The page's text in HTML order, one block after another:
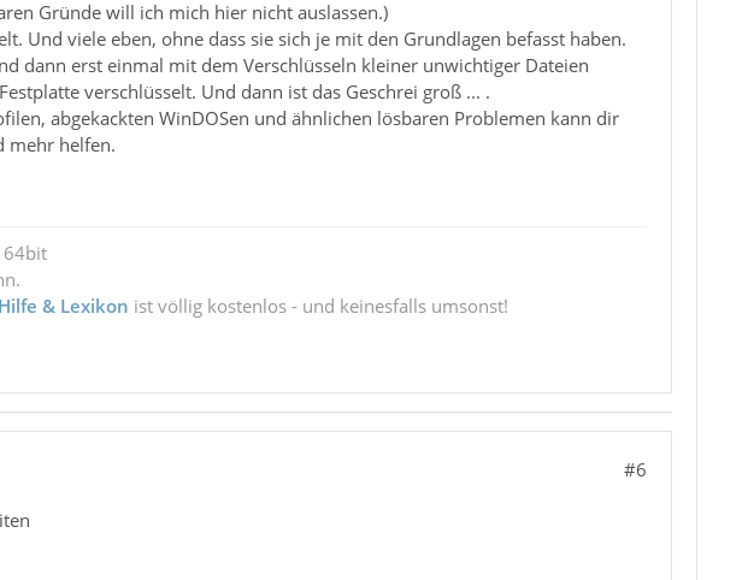
Gründe will ich mich hier nicht auslassen.)
Und viele eben, ohne dass sie sich je mit den Grundlagen befasst haben.
dann erst einmal mit dem Verschlüsseln kleiner unwichtiger Dateien
verschlüsselt. Und dann ist das Geschrei groß ... .
abgekackten WinDOSen und ähnlichen lösbaren Problemen kann dir
mehr helfen.
64bit
Hilfe & Lexikon ist völlig kostenlos - und keinesfalls umsonst!
#6